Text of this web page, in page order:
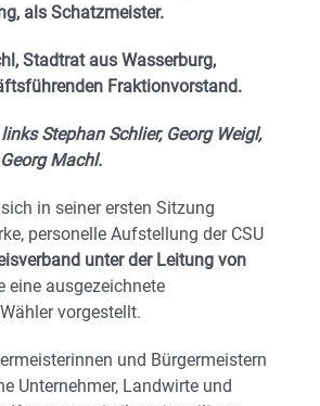
als Schatzmeister.
Stadtrat aus Wasserburg,
Fraktionvorstand.
Stephan Schlier, Georg Weigl,
Machl.
in seiner ersten Sitzung
personelle Aufstellung der CSU
unter der Leitung von
eine ausgezeichnete
vorgestellt.
und Bürgermeistern
Unternehmer, Landwirte und